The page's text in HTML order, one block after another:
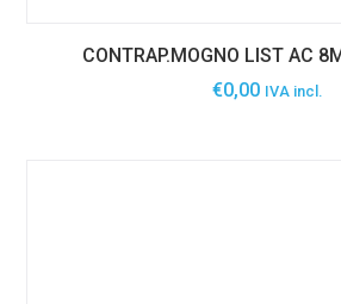
CONTRAP.MOGNO LIST AC
€0,00 IVA incl.